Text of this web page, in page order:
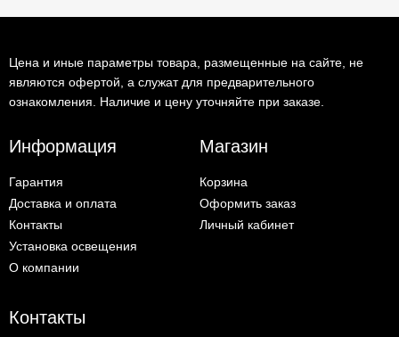
Цена и иные параметры товара, размещенные на сайте, не
являются офертой, а служат для предварительного
ознакомления. Наличие и цену уточняйте при заказе.
Информация
Гарантия
Доставка и оплата
Контакты
Установка освещения
О компании
Магазин
Корзина
Оформить заказ
Личный кабинет
Контакты